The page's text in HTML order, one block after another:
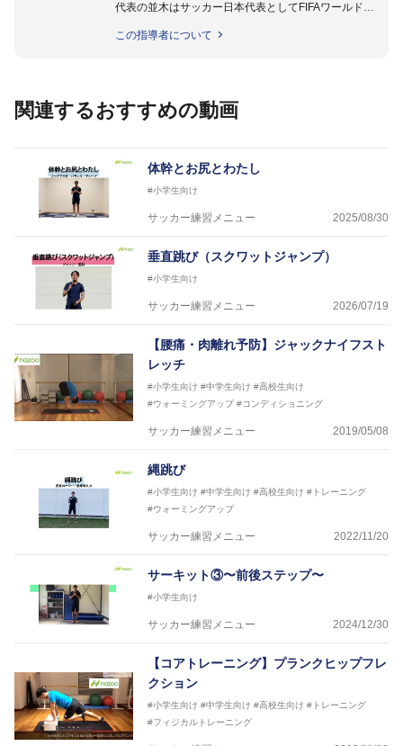
代表の並木はサッカー日本代表としてFIFAワールドカ
のほかU-23日本代表のアスレティックトレーナーと
世代のサッカーを中心に、WJBL、社会人ラグビー、
を派遣している。
さらには講演会やセミナー、専門学校などの教育機関
に講師を派遣するなど後進育成にも力を入れている。
「一人一人の健康な人生をサポートする」を企業理念
からサポートし、一人一人の「楽しく、豊かに、生き
生きと」生きる、そんな『健康な人生』をサポートし
ている。
この指導者について
関連するおすすめの動画
体幹とお尻とわたし
#小学生向け
サッカー練習メニュー 2025/08/30
垂直跳び（スクワットジャンプ）
#小学生向け
サッカー練習メニュー 2026/07/19
【腰痛・肉離れ予防】ジャックナイフスト
レッチ
#小学生向け #中学生向け #高校生向け
#ウォーミングアップ #コンディショニング
サッカー練習メニュー 2019/05/08
縄跳び
#小学生向け #中学生向け #高校生向け #トレーニング
#ウォーミングアップ
サッカー練習メニュー 2022/11/20
サーキット③〜前後ステップ〜
#小学生向け
サッカー練習メニュー 2024/12/30
【コアトレーニング】プランクヒップフレ
クション
#小学生向け #中学生向け #高校生向け #トレーニング
#フィジカルトレーニング